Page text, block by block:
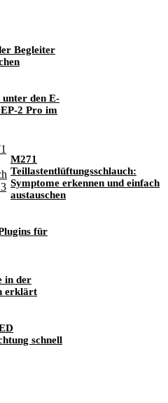
Begleiter
unter den E-
2 Pro im
M271
Teillastentlüftungsschlauch:
Symptome erkennen und einfach
austauschen
für
in der
erklärt
schnell